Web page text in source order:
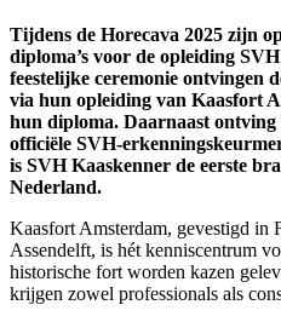
Tijdens de Horecava 2025 zijn
diploma’s voor de opleiding
feestelijke ceremonie ontvingen
via hun opleiding van Kaasfort
hun diploma. Daarnaast
officiële SVH-
is SVH Kaaskenner de eerste
Nederland.
Kaasfort Amsterdam, gevestigd in
Assendelft, is hét kenniscentrum
historische fort worden kazen
krijgen zowel professionals als